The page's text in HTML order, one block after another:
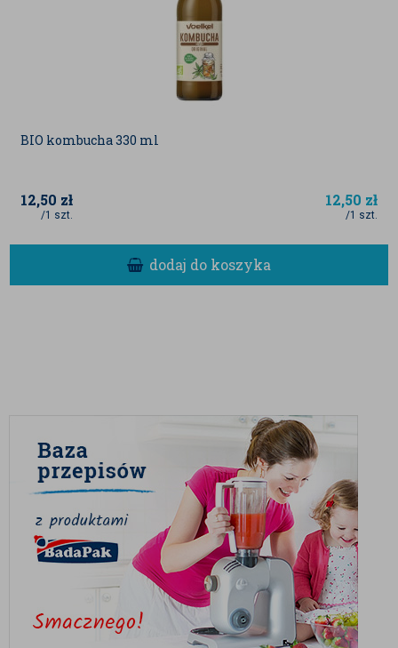
BIO kombucha 330 ml
12,50 zł
/1 szt.
12,50 zł
/1 szt.
dodaj do koszyka